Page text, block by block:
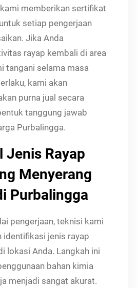
memberikan sertifikat
setiap pengerjaan
Jika Anda
rayap kembali di area
tangani selama masa
kami akan
purna jual secara
tanggung jawab
Purbalingga.
Jenis Rayap
Menyerang
Purbalingga
pengerjaan, teknisi kami
identifikasi jenis rayap
lokasi Anda. Langkah ini
bahan kimia
menjadi sangat akurat.